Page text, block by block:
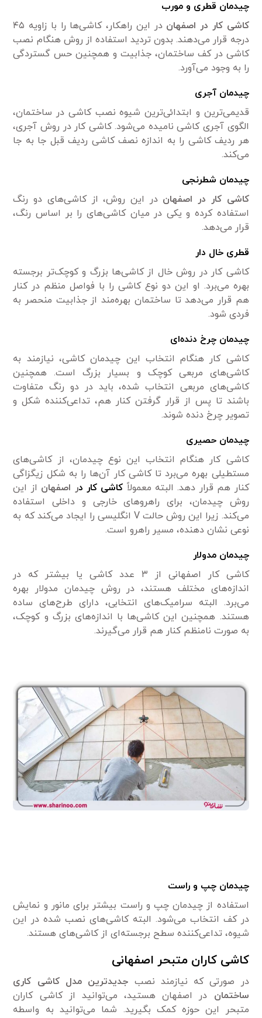
چیدمان قطری و مورب
کاشی کار در اصفهان
در این راهکار، کاشی‌ها را با زاویه ۴۵
درجه قرار می‌دهند. بدون تردید استفاده از روش هنگام نصب
کاشی در کف ساختمان، جذابیت و همچنین حس گستردگی
را به وجود می‌آورد.
چیدمان آجری
قدیمی‌ترین و ابتدائی‌ترین شیوه نصب کاشی در ساختمان،
الگوی آجری کاشی نامیده می‌شود. کاشی کار در روش آجری،
هر ردیف کاشی را به اندازه نصف کاشی ردیف قبل جا به جا
می‌کند.
چیدمان شطرنجی
کاشی کار در اصفهان در این روش، از کاشی‌های دو رنگ
استفاده کرده و یکی در میان کاشی‌های را بر اساس رنگ،
قرار می‌دهد.
قطری خال دار
کاشی کار در روش خال از کاشی‌ها بزرگ و کوچک‌تر برجسته
بهره می‌برد. او این دو نوع کاشی را با فواصل منظم در کنار
هم قرار می‌دهد تا ساختمان بهره‌مند از جذابیت منحصر به
فردی شود.
چیدمان چرخ دنده‌ای
کاشی کار هنگام انتخاب این چیدمان کاشی، نیاز‌مند به
کاشی‌های مربعی کوچک و بسیار بزرگ است. همچنین
کاشی‌های مربعی انتخاب شده، باید در دو رنگ متفاوت
باشند تا پس از قرار گرفتن کنار هم، تداعی‌کننده شکل و
تصویر چرخ دنده شوند.
چیدمان حصیری
کاشی کار هنگام انتخاب این نوع چیدمان، از کاشی‌های
مستطیلی بهره می‌برد تا کاشی کار آن‌ها را به شکل زیگزاگی
کنار هم قرار دهد. البته معمولاً کاشی کار در اصفهان از این
روش چیدمان، برای راهرو‌های خارجی و داخلی استفاده
می‌کند. زیرا این روش حالت V انگلیسی را ایجاد می‌کند که به
نوعی نشان دهنده، مسیر راهرو است.
چیدمان مدولار
کاشی کار اصفهانی از ۳ عدد کاشی یا بیشتر که در
اندازه‌های مختلف هستند، در روش چیدمان مدولار بهره
می‌برد. البته سرامیک‌های انتخابی، دارای طرح‌های ساده
هستند. همچنین این کاشی‌ها با اندازه‌های بزرگ و کوچک،
به صورت نامنظم کنار هم قرار می‌گیرند.
چیدمان چپ و راست
استفاده از چیدمان چپ و راست بیشتر برای مانور و نمایش
در کف انتخاب می‌شود. البته کاشی‌های نصب شده در این
شیوه، تداعی‌کننده سطح برجسته‌ای از کاشی‌های هستند.
کاشی کاران متبحر اصفهانی
در صورتی که نیاز‌مند نصب جدید‌ترین مدل کاشی کاری
ساختمان در اصفهان هستید، می‌توانید از کاشی کاران
متبحر این حوزه کمک بگیرید. شما می‌توانید به واسطه